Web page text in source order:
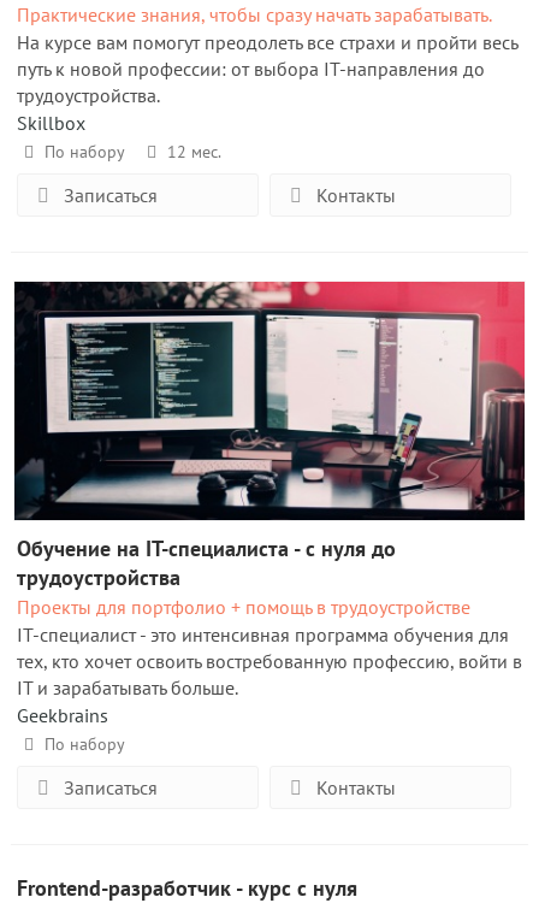
Практические знания, чтобы сразу начать зарабатывать.
На курсе вам помогут преодолеть все страхи и пройти весь
путь к новой профессии: от выбора IT-направления до
трудоустройства.
Skillbox
По набору 12 мес.
Записаться Контакты
Обучение на IT-специалиста - с нуля до
трудоустройства
Проекты для портфолио + помощь в трудоустройстве
IT-специалист - это интенсивная программа обучения для
тех, кто хочет освоить востребованную профессию, войти в
IT и зарабатывать больше.
Geekbrains
По набору
Записаться Контакты
Frontend-разработчик - курс с нуля